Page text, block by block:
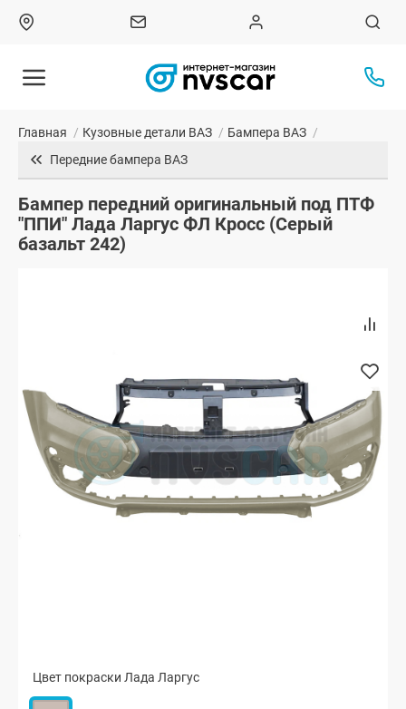
Главная / Кузовные детали ВАЗ / Бампера ВАЗ /
Передние бампера ВАЗ
Бампер передний оригинальный под ПТФ
"ППИ" Лада Ларгус ФЛ Кросс (Серый
базальт 242)
Цвет покраски Лада Ларгус